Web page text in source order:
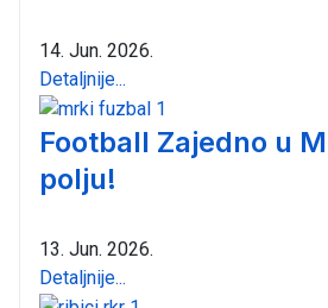
14. Jun. 2026.
Detaljnije...
Football Zajedno u
polju!
13. Jun. 2026.
Detaljnije...